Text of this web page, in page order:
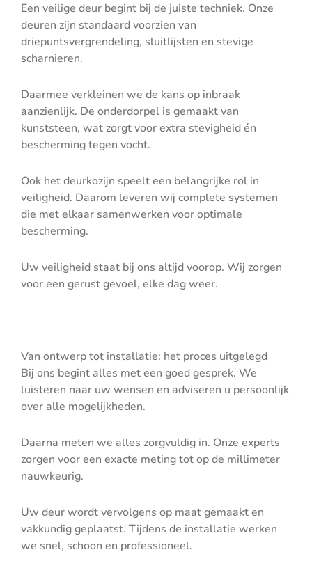
Een veilige deur begint bij de juiste techniek. Onze
deuren zijn standaard voorzien van
driepuntsvergrendeling, sluitlijsten en stevige
scharnieren.
Daarmee verkleinen we de kans op inbraak
aanzienlijk. De onderdorpel is gemaakt van
kunststeen, wat zorgt voor extra stevigheid én
bescherming tegen vocht.
Ook het deurkozijn speelt een belangrijke rol in
veiligheid. Daarom leveren wij complete systemen
die met elkaar samenwerken voor optimale
bescherming.
Uw veiligheid staat bij ons altijd voorop. Wij zorgen
voor een gerust gevoel, elke dag weer.
Van ontwerp tot installatie: het proces uitgelegd
Bij ons begint alles met een goed gesprek. We
luisteren naar uw wensen en adviseren u persoonlijk
over alle mogelijkheden.
Daarna meten we alles zorgvuldig in. Onze experts
zorgen voor een exacte meting tot op de millimeter
nauwkeurig.
Uw deur wordt vervolgens op maat gemaakt en
vakkundig geplaatst. Tijdens de installatie werken
we snel, schoon en professioneel.